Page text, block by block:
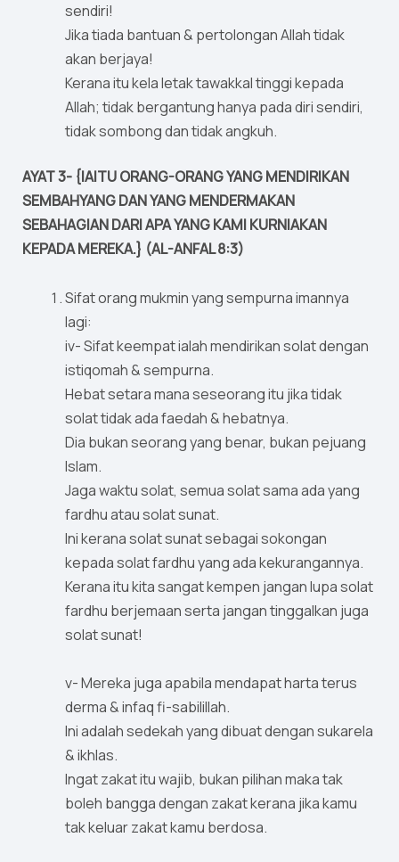
sendiri!
Jika tiada bantuan & pertolongan Allah tidak
akan berjaya!
Kerana itu kela letak tawakkal tinggi kepada
Allah; tidak bergantung hanya pada diri sendiri,
tidak sombong dan tidak angkuh.
AYAT 3- {IAITU ORANG-ORANG YANG MENDIRIKAN
SEMBAHYANG DAN YANG MENDERMAKAN
SEBAHAGIAN DARI APA YANG KAMI KURNIAKAN
KEPADA MEREKA.} (AL-ANFAL 8:3)
Sifat orang mukmin yang sempurna imannya
lagi:
iv- Sifat keempat ialah mendirikan solat dengan
istiqomah & sempurna.
Hebat setara mana seseorang itu jika tidak
solat tidak ada faedah & hebatnya.
Dia bukan seorang yang benar, bukan pejuang
Islam.
Jaga waktu solat, semua solat sama ada yang
fardhu atau solat sunat.
Ini kerana solat sunat sebagai sokongan
kepada solat fardhu yang ada kekurangannya.
Kerana itu kita sangat kempen jangan lupa solat
fardhu berjemaan serta jangan tinggalkan juga
solat sunat!
v- Mereka juga apabila mendapat harta terus
derma & infaq fi-sabilillah.
Ini adalah sedekah yang dibuat dengan sukarela
& ikhlas.
Ingat zakat itu wajib, bukan pilihan maka tak
boleh bangga dengan zakat kerana jika kamu
tak keluar zakat kamu berdosa.